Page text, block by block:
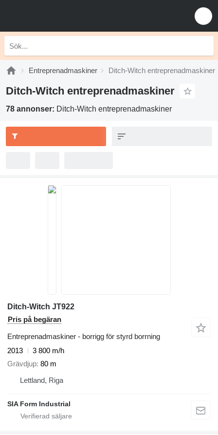
Entreprenadmaskiner Ditch-Witch entreprenadmaskiner
Ditch-Witch entreprenadmaskiner
78 annonser: Ditch-Witch entreprenadmaskiner
Ditch-Witch JT922
Pris på begäran
Entreprenadmaskiner - borrigg för styrd borrning
2013
3 800 m/h
Grävdjup 80 m
Lettland, Riga
SIA Form Industrial